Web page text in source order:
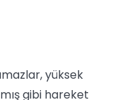
yüksek
gibi hareket